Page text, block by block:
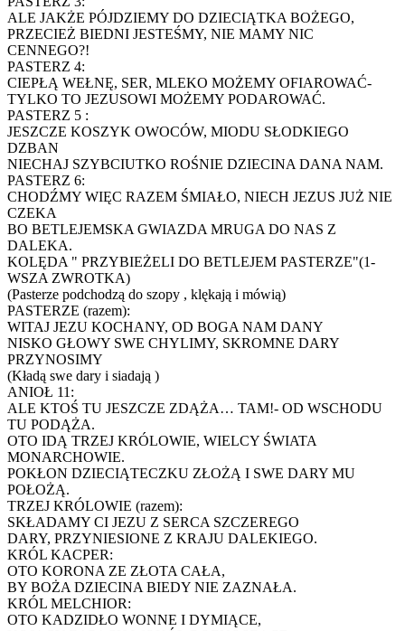
ALE JAKŻE PÓJDZIEMY DO DZIECIĄTKA BOŻEGO,
PRZECIEŻ BIEDNI JESTEŚMY, NIE MAMY NIC
CENNEGO?!
PASTERZ 4:
CIEPŁĄ WEŁNĘ, SER, MLEKO MOŻEMY OFIAROWAĆ-
TYLKO TO JEZUSOWI MOŻEMY PODAROWAĆ.
PASTERZ 5 :
JESZCZE KOSZYK OWOCÓW, MIODU SŁODKIEGO
DZBAN
NIECHAJ SZYBCIUTKO ROŚNIE DZIECINA DANA NAM.
PASTERZ 6:
CHODŹMY WIĘC RAZEM ŚMIAŁO, NIECH JEZUS JUŻ NIE
CZEKA
BO BETLEJEMSKA GWIAZDA MRUGA DO NAS Z
DALEKA.
KOLĘDA " PRZYBIEŻELI DO BETLEJEM PASTERZE"(1-
WSZA ZWROTKA)
(Pasterze podchodzą do szopy , klękają i mówią)
PASTERZE (razem):
WITAJ JEZU KOCHANY, OD BOGA NAM DANY
NISKO GŁOWY SWE CHYLIMY, SKROMNE DARY
PRZYNOSIMY
(Kładą swe dary i siadają )
ANIOŁ 11:
ALE KTOŚ TU JESZCZE ZDĄŻA… TAM!- OD WSCHODU
TU PODĄŻA.
OTO IDĄ TRZEJ KRÓLOWIE, WIELCY ŚWIATA
MONARCHOWIE.
POKŁON DZIECIĄTECZKU ZŁOŻĄ I SWE DARY MU
POŁOŻĄ.
TRZEJ KRÓLOWIE (razem):
SKŁADAMY CI JEZU Z SERCA SZCZEREGO
DARY, PRZYNIESIONE Z KRAJU DALEKIEGO.
KRÓL KACPER:
OTO KORONA ZE ZŁOTA CAŁA,
BY BOŻA DZIECINA BIEDY NIE ZAZNAŁA.
KRÓL MELCHIOR:
OTO KADZIDŁO WONNE I DYMIĄCE,